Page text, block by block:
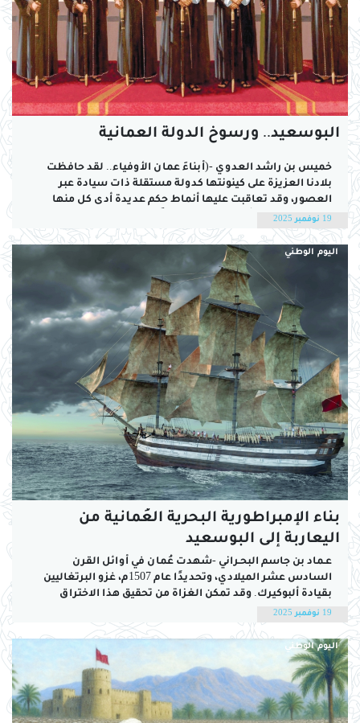
البوسعيد.. ورسوخ الدولة العمانية
خميس بن راشد العدوي -(أبناءَ عمان الأوفياء.. لقد حافظت
بلادنا العزيزة على كينونتها كدولة مستقلة ذات سيادة عبر
العصور، وقد تعاقبت عليها أنماط حكم عديدة أدى كل منها
دوره الحضاري وأمانته التاريخية. وإنَّنا نستذكر في هذا اليوم
الأغر قادة عُمان الأفذاذ على مر التاريخِ، قادة حملوا راية هذا
الوطن، ووحَّدوا...
19 نوفمبر 2025
اليوم الوطني
بناء الإمبراطورية البحرية العُمانية من
اليعاربة إلى البوسعيد
عـماد بن جاسم البحـراني -شهدت عُمان في أوائل القرن
السادس عشر الميلادي، وتحديدًا عام 1507م، غزو البرتغاليين
بقيادة ألبوكيرك. وقد تمكن الغزاة من تحقيق هذا الاختراق
بالاستفادة من حالة الضعف الداخلي والحروب الأهلية التي
سادت في أواخر عهد دولة النباهنة، ما سمح لهم بفرض
السيطرة على أجزاء واسعة من السواحل...
19 نوفمبر 2025
اليوم الوطني